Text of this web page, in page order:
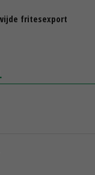
fritesexport